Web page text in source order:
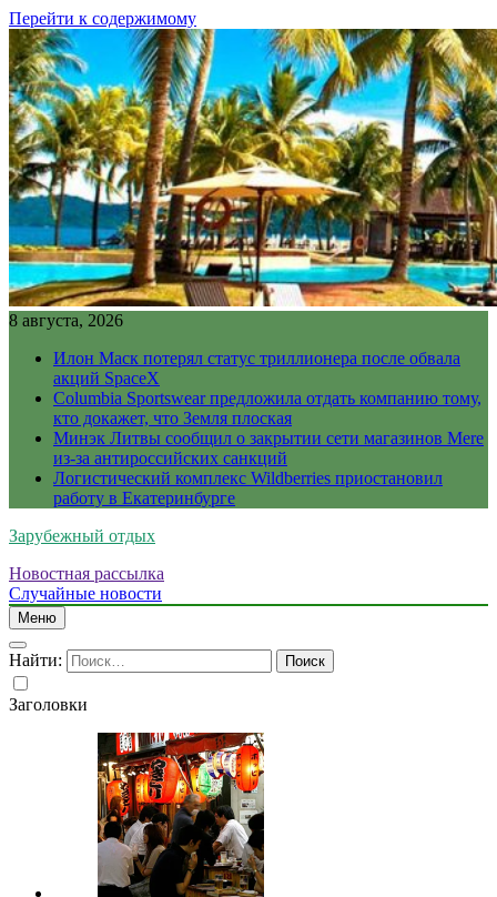
Перейти к содержимому
8 августа, 2026
Илон Маск потерял статус триллионера после обвала
акций SpaceX
Columbia Sportswear предложила отдать компанию тому,
кто докажет, что Земля плоская
Минэк Литвы сообщил о закрытии сети магазинов Mere
из-за антироссийских санкций
Логистический комплекс Wildberries приостановил
работу в Екатеринбурге
Зарубежный отдых
Новостная рассылка
Случайные новости
Меню
Найти:
Заголовки